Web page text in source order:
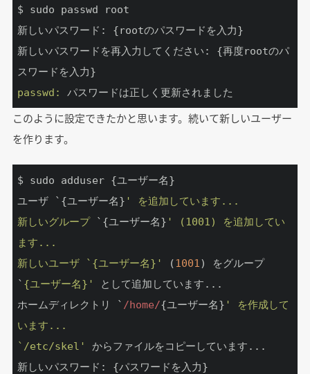
$ sudo passwd root
新しいパスワード: {rootのパスワードを入力}
新しいパスワードを再入力してください: {再度rootのパ
passwd:
パスワードは正しく更新されました
このように設定できたかと思います。続いて新しいユーザー
を作ります。
$ sudo adduser {ユーザー名}
ユーザ ` {ユーザー名} ' を追加しています...
新しいグループ `{ユーザー名} ' (1001) を追加してい
ます...
新しいユーザ `{ユーザー名}'
(1001) をグループ
` {ユーザー名}'
として追加しています...
ホームディレクトリ ` /home/{ユーザー名} ' を作成して
います...
`/etc/skel'
からファイルをコピーしています...
新しいパスワード: {パスワードを入力}